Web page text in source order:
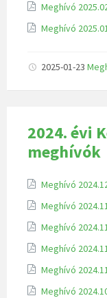
Meghívó
Meghívó
2025-01-23
2024. évi
meghívók
Meghívó
Meghívó
Meghívó
Meghívó
Meghívó
Meghívó